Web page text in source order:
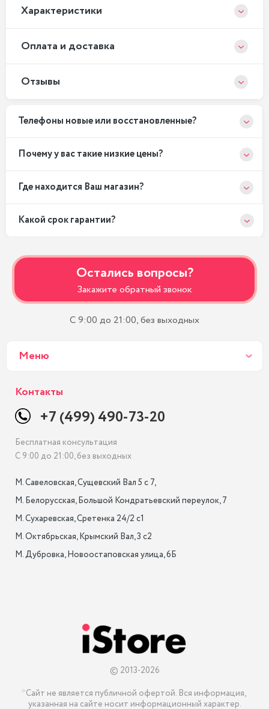
Xарактеристики
Оплата и доставка
Отзывы
Телефоны новые или восстановленные?
Почему у вас такие низкие цены?
Где находится Ваш магазин?
Какой срок гарантии?
Остались вопросы?
Закажите обратный звонок
С 9:00 до 21:00, без выходных
Меню
Контакты
+7 (499) 490-73-20
Бесплатная консультация
С 9:00 до 21:00, без выходных
М. Савеловская, Сущевский Вал 5 с 7,
М. Белорусская, Большой Кондратьевский переулок, 7
М. Сухаревская, Сретенка 24/2 с1
М. Октябрьская, Крымский Вал, 3 с2
М. Дубровка, Новоостаповская улица, 6Б
© 2013-2026
*Сайт не является публичной офертой. Вся информация,
указанная на сайте носит информационный характер.